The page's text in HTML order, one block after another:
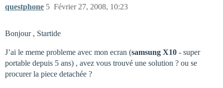
questphone Février 27, 2008, 10:23
5
Bonjour , Startide
J’ai le meme probleme avec mon ecran (samsung X10 - super
portable depuis 5 ans) , avez vous trouvé une solution ? ou se
procurer la piece detachée ?